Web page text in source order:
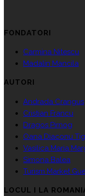
FONDATORI
Carmina Nitescu
Madalin Mancila
AUTORI
Andrada Crangus
Cristian Francu
Dragos Pirnog
Oana Diaconu
Vasilica Maria
Simona Balea
Turism Market
LOCUL I LA